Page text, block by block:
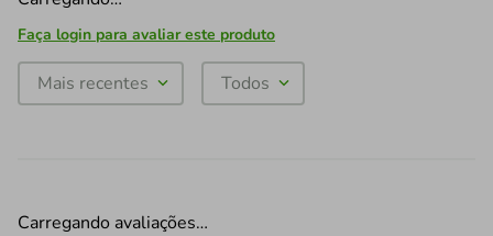
Faça login para avaliar este produto
Mais recentes Todos
Carregando avaliações…